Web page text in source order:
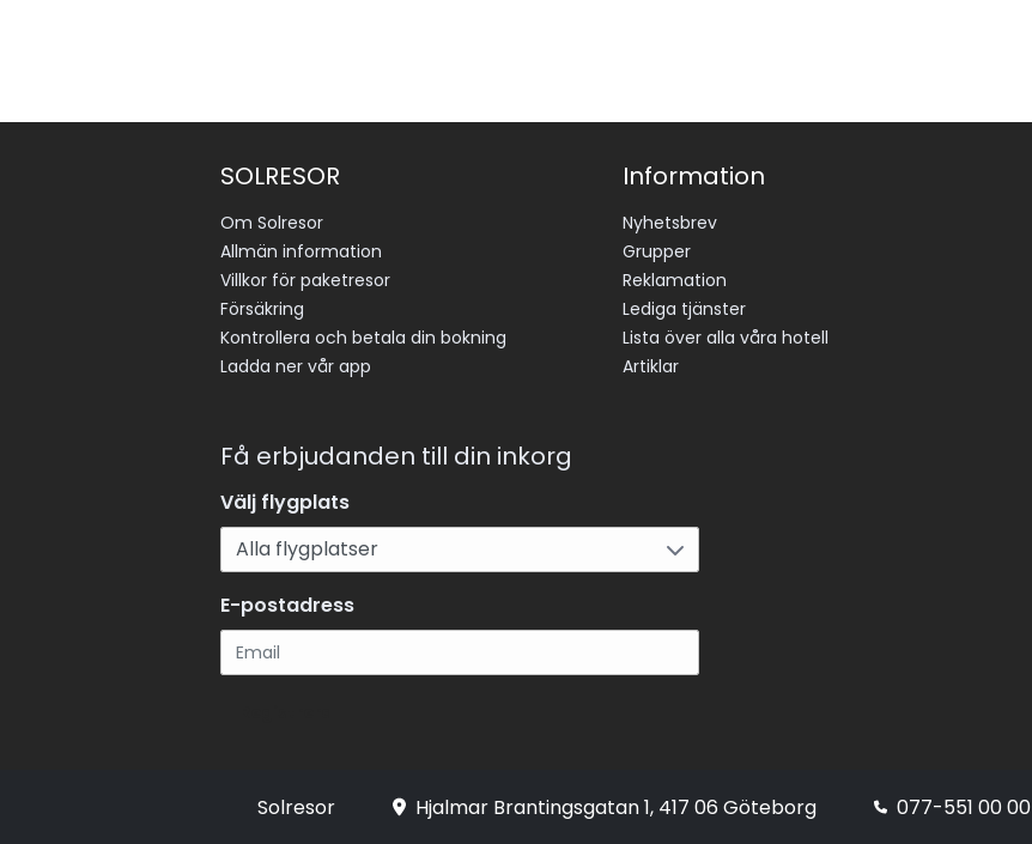
SOLRESOR
Om Solresor
Allmän information
Villkor för paketresor
Försäkring
Kontrollera och betala din bokning
Ladda ner vår app
Information
Nyhetsbrev
Grupper
Reklamation
Lediga tjänster
Lista över alla våra hotell
Artiklar
Få erbjudanden till din inkorg
Välj flygplats
E-postadress
Solresor Hjalmar Brantingsgatan 1, 417 06 Göteborg 077-551 00 00